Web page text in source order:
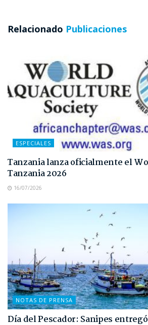
Relacionado Publicaciones
ESPECIALES
Tanzania lanza oficialmente el
Tanzania 2026
16/07/2026
NOTAS DE PRENSA
Día del Pescador: Sanipes